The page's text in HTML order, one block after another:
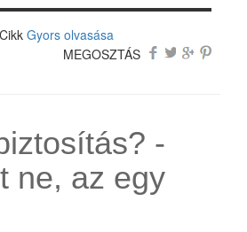
Gyors olvasása
MEGOSZTÁS
-
ne, az egy